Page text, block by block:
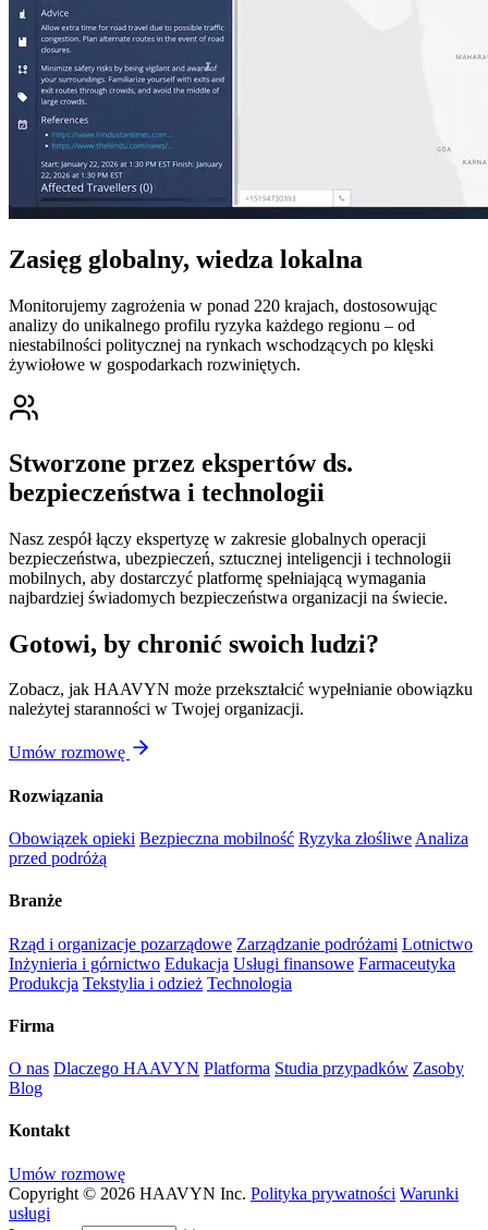
Zasięg globalny, wiedza lokalna
Monitorujemy zagrożenia w ponad 220 krajach, dostosowując
analizy do unikalnego profilu ryzyka każdego regionu – od
niestabilności politycznej na rynkach wschodzących po klęski
żywiołowe w gospodarkach rozwiniętych.
Stworzone przez ekspertów ds.
bezpieczeństwa i technologii
Nasz zespół łączy ekspertyzę w zakresie globalnych operacji
bezpieczeństwa, ubezpieczeń, sztucznej inteligencji i technologii
mobilnych, aby dostarczyć platformę spełniającą wymagania
najbardziej świadomych bezpieczeństwa organizacji na świecie.
Gotowi, by chronić swoich ludzi?
Zobacz, jak HAAVYN może przekształcić wypełnianie obowiązku
należytej staranności w Twojej organizacji.
Umów rozmowę
Rozwiązania
Obowiązek opieki Bezpieczna mobilność Ryzyka złośliwe Analiza
przed podróżą
Branże
Rząd i organizacje pozarządowe Zarządzanie podróżami Lotnictwo
Inżynieria i górnictwo Edukacja Usługi finansowe Farmaceutyka
Produkcja Tekstylia i odzież Technologia
Firma
O nas Dlaczego HAAVYN Platforma Studia przypadków Zasoby
Blog
Kontakt
Umów rozmowę
Copyright © 2026 HAAVYN Inc. Polityka prywatności Warunki
usługi